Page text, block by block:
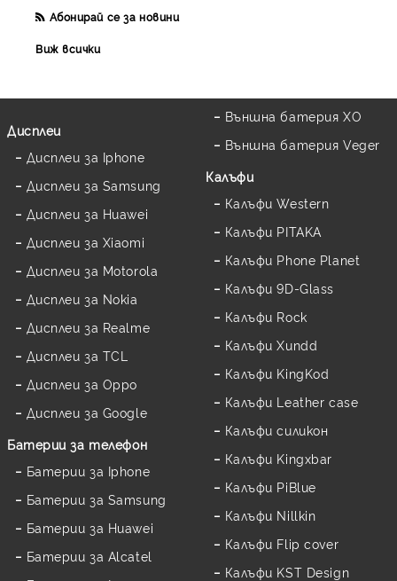
Абонирай се за новини
Виж всички
Дисплеи
Дисплеи за Iphone
Дисплеи за Samsung
Дисплеи за Huawei
Дисплеи за Xiaomi
Дисплеи за Motorola
Дисплеи за Nokia
Дисплеи за Realme
Дисплеи за TCL
Дисплеи за Oppo
Дисплеи за Google
Батерии за телефон
Батерии за Iphone
Батерии за Samsung
Батерии за Huawei
Батерии за Alcatel
Външна батерия XO
Външна батерия Veger
Калъфи
Калъфи Western
Калъфи PITAKA
Калъфи Phone Planet
Калъфи 9D-Glass
Калъфи Rock
Калъфи Xundd
Калъфи KingKod
Калъфи Leather case
Калъфи силикон
Калъфи Kingxbar
Калъфи PiBlue
Калъфи Nillkin
Калъфи Flip cover
Калъфи KST Design